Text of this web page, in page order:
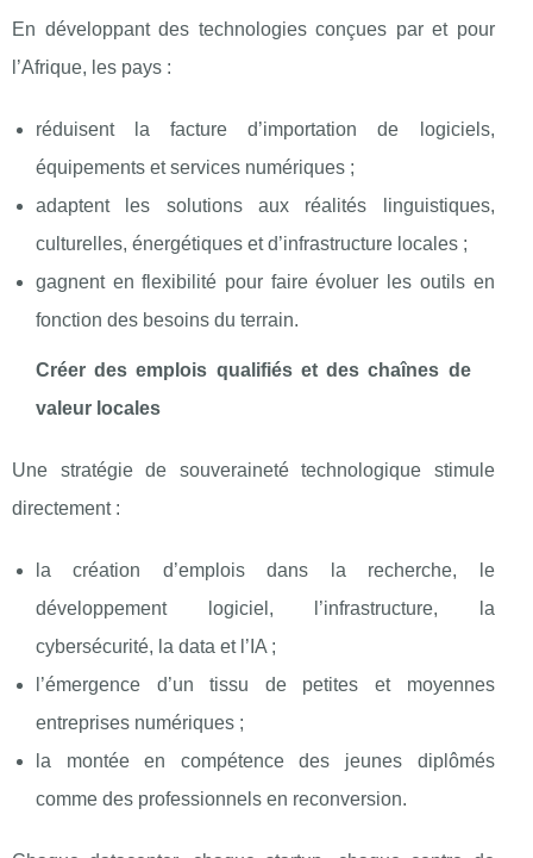
En développant des technologies conçues par et pour
l’Afrique, les pays :
réduisent la facture d’importation de logiciels,
équipements et services numériques ;
adaptent les solutions aux réalités linguistiques,
culturelles, énergétiques et d’infrastructure locales ;
gagnent en flexibilité pour faire évoluer les outils en
fonction des besoins du terrain.
Créer des emplois qualifiés et des chaînes de
valeur locales
Une stratégie de souveraineté technologique stimule
directement :
la création d’emplois dans la recherche, le
développement logiciel, l’infrastructure, la
cybersécurité, la data et l’IA ;
l’émergence d’un tissu de petites et moyennes
entreprises numériques ;
la montée en compétence des jeunes diplômés
comme des professionnels en reconversion.